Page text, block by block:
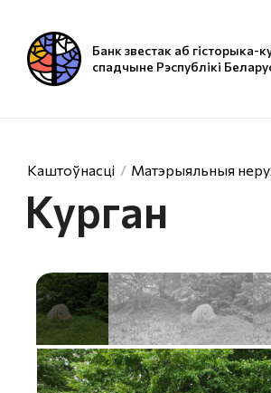
Банк звестак аб гісторыка-
спадчыне Рэспублікі
Каштоўнасці Матэрыяльныя
Курган